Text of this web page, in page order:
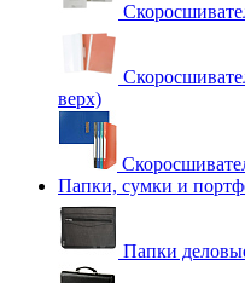
верх)
Папки, сумки и
Папки